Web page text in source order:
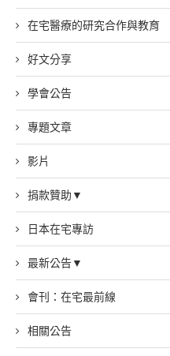
在宅醫療的研究合作與教育
好文分享
學會公告
專題文章
影片
捐款贊助▼
日本在宅專訪
最新公告▼
會刊：在宅最前線
相關公告